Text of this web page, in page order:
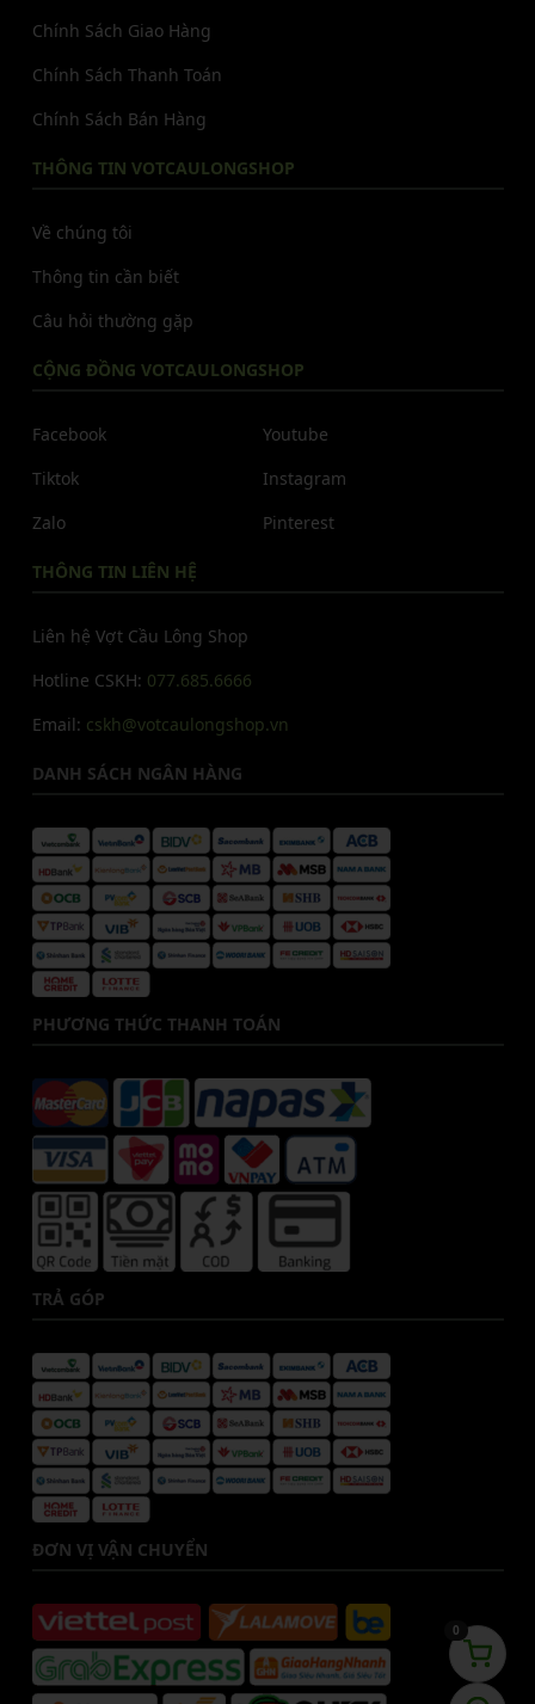
Chính Sách Giao Hàng
Chính Sách Thanh Toán
Chính Sách Bán Hàng
THÔNG TIN VOTCAULONGSHOP
Về chúng tôi
Thông tin cần biết
Câu hỏi thường gặp
CỘNG ĐỒNG VOTCAULONGSHOP
Facebook
Tiktok
Zalo
Youtube
Instagram
Pinterest
THÔNG TIN LIÊN HỆ
Liên hệ Vợt Cầu Lông Shop
Hotline CSKH: 077.685.6666
Email: cskh@votcaulongshop.vn
DANH SÁCH NGÂN HÀNG
PHƯƠNG THỨC THANH TOÁN
TRẢ GÓP
ĐƠN VỊ VẬN CHUYỂN
0